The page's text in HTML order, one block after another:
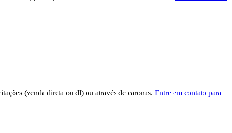
(venda direta ou dl) ou através de caronas. Entre em contato para